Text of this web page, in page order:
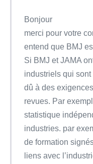
Bonjour
merci pour votre
entend que BMJ
Si BMJ et JAMA
industriels qui
dû à des
revues. Par
statistique
industries. par
de formation
liens avec